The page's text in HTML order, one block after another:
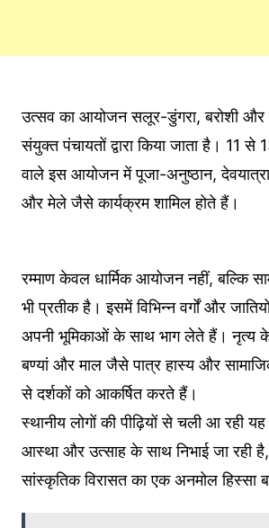
उत्सव का आयोजन सलूर-डुंगरा, बरोशी और
संयुक्त पंचायतों द्वारा किया जाता है। 11
वाले इस आयोजन में पूजा-अनुष्ठान,
और मेले जैसे कार्यक्रम शामिल होते हैं।
रम्माण केवल धार्मिक आयोजन नहीं, बल्कि
भी प्रतीक है। इसमें विभिन्न वर्गों और
अपनी भूमिकाओं के साथ भाग लेते हैं। नृत्य के
बण्यां और माल जैसे पात्र हास्य और
से दर्शकों को आकर्षित करते हैं।
स्थानीय लोगों की पीढ़ियों से चली आ रही
आस्था और उत्साह के साथ निभाई जा रही
सांस्कृतिक विरासत का एक अनमोल हिस्सा